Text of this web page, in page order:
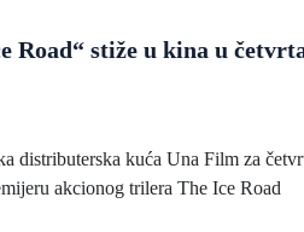
Road“ stiže u kina u
distributerska kuća Una Film za
akcionog trilera The Ice Road